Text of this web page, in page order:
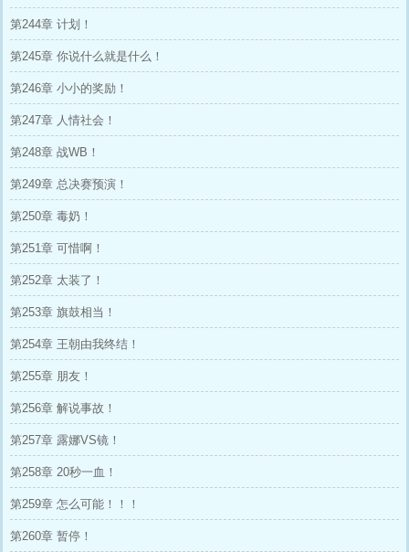
第244章 计划！
第245章 你说什么就是什么！
第246章 小小的奖励！
第247章 人情社会！
第248章 战WB！
第249章 总决赛预演！
第250章 毒奶！
第251章 可惜啊！
第252章 太装了！
第253章 旗鼓相当！
第254章 王朝由我终结！
第255章 朋友！
第256章 解说事故！
第257章 露娜VS镜！
第258章 20秒一血！
第259章 怎么可能！！！
第260章 暂停！